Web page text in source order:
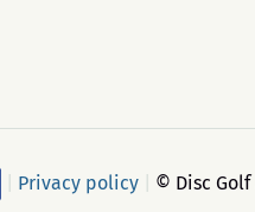
Privacy policy © Disc